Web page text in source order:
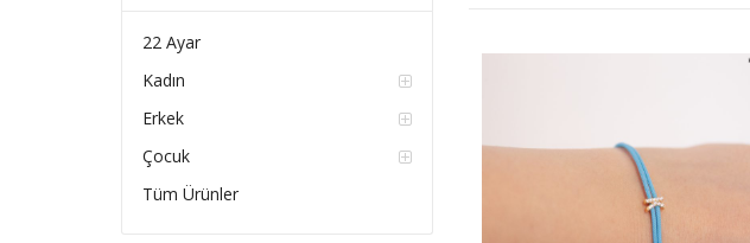
22 Ayar
Kadın
Erkek
Çocuk
Tüm Ürünler